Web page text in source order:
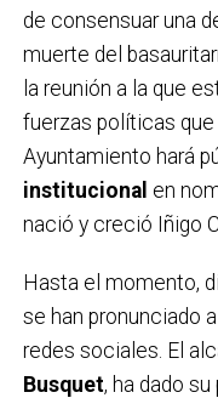
de consensuar una
muerte del
la reunión a la que
fuerzas políticas que
Ayuntamiento hará
institucional en
nació y creció Iñigo
Hasta el momento,
se han pronunciado
redes sociales. El
Busquet, ha dado